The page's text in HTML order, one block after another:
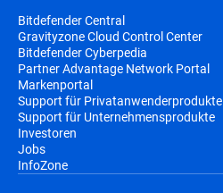
Bitdefender Central
Gravityzone Cloud Control Center
Bitdefender Cyberpedia
Partner Advantage Network Portal
Markenportal
Support für Privatanwenderprodukte
Support für Unternehmensprodukte
Investoren
Jobs
InfoZone